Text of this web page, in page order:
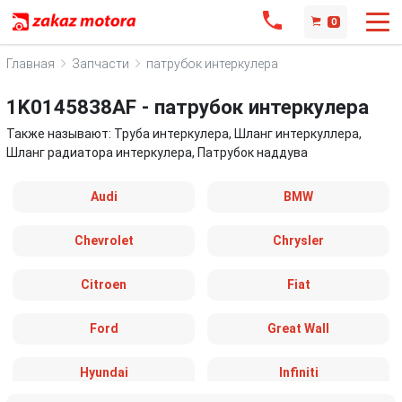
0
Главная Запчасти патрубок интеркулера
1K0145838AF - патрубок интеркулера
Также называют: Труба интеркулера, Шланг интеркуллера,
Шланг радиатора интеркулера, Патрубок наддува
Audi BMW
Chevrolet Chrysler
Citroen Fiat
Ford Great Wall
Hyundai Infiniti